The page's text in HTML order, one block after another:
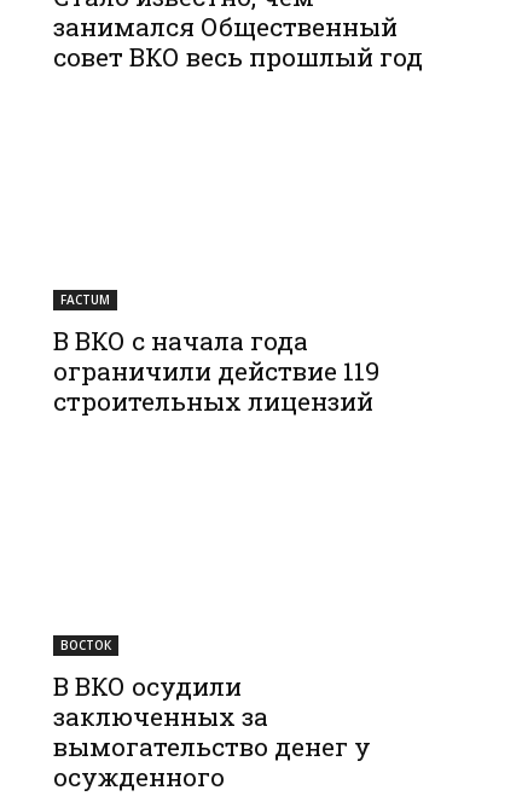
занимался Общественный
совет ВКО весь прошлый год
FACTUM
В ВКО с начала года
ограничили действие 119
строительных лицензий
ВОСТОК
В ВКО осудили
заключенных за
вымогательство денег у
осужденного